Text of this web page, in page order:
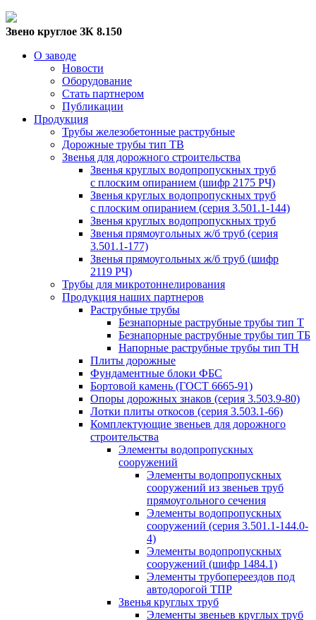
Звено круглое ЗК 8.150
О заводе
Новости
Оборудование
Стать партнером
Публикации
Продукция
Трубы железобетонные раструбные
Дорожные трубы тип ТВ
Звенья для дорожного строительства
Звенья круглых водопропускных труб
с плоским опиранием (шифр 2175 РЧ)
Звенья круглых водопропускных труб
с плоским опиранием (серия 3.501.1-144)
Звенья круглых водопропускных труб
Звенья прямоугольных ж/б труб (cерия
3.501.1-177)
Звенья прямоугольных ж/б труб (шифр
2119 РЧ)
Трубы для микротоннелирования
Продукция наших партнеров
Раструбные трубы
Безнапорные раструбные трубы тип Т
Безнапорные раструбные трубы тип ТБ
Напорные раструбные трубы тип ТН
Плиты дорожные
Фундаментные блоки ФБС
Бортовой камень (ГОСТ 6665-91)
Опоры дорожных знаков (серия 3.503.9-80)
Лотки плиты откосов (серия 3.503.1-66)
Комплектующие звеньев для дорожного
строительства
Элементы водопропускных
сооружений
Элементы водопропускных
сооружений из звеньев труб
прямоугольного сечения
Элементы водопропускных
сооружений (серия 3.501.1-144.0-
4)
Элементы водопропускных
сооружений (шифр 1484.1)
Элементы трубопереездов под
автодорогой ТПР
Звенья круглых труб
Элементы звеньев круглых труб